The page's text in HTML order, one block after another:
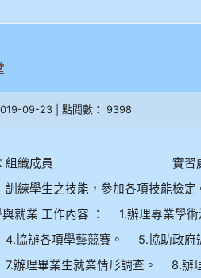
09-23 | 點閱數： 9398
掌 組織成員 實習處規
練學生之技能，參加各項技能檢
就業 工作內容 ： 1.辦理專業學
協辦各項學藝競賽。 5.協助政府
辦理畢業生就業情形調查。 8.辦